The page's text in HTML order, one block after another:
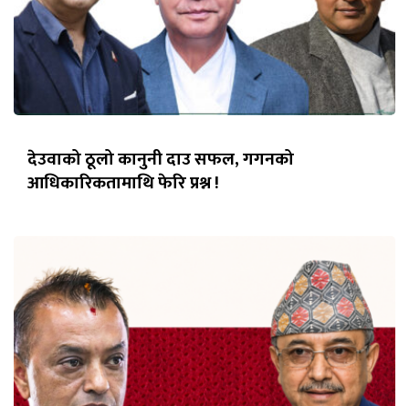
देउवाको ठूलो कानुनी दाउ सफल, गगनको
आधिकारिकतामाथि फेरि प्रश्न !